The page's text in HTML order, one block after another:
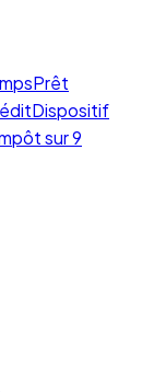
Prêt
Dispositif
sur 9